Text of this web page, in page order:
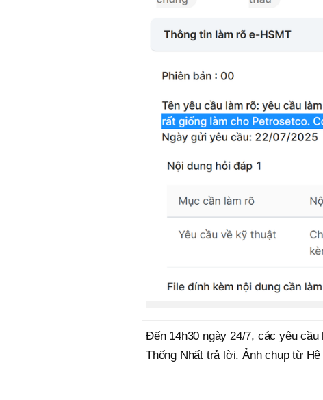
Đến 14h30 ngày 24/7, các yêu
Thống Nhất trả lời. Ảnh chụp từ